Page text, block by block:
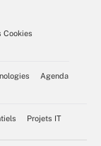
Cookies
Agenda
Projets IT